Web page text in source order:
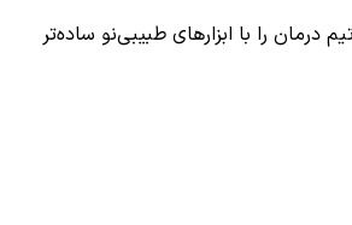
درمان را با ابزارهای طبیبی‌نو ساده‌تر